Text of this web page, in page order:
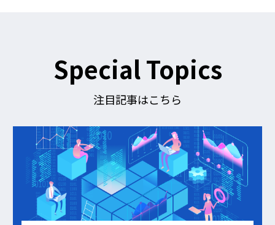
す
る
Special Topics
注目記事はこちら